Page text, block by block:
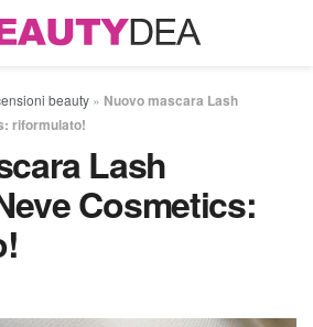
beauty » Nuovo mascara Lash
riformulato!
Lash
Cosmetics: